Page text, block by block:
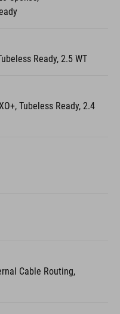
Ready, 2.5 WT
Tubeless Ready, 2.4
Cable Routing,